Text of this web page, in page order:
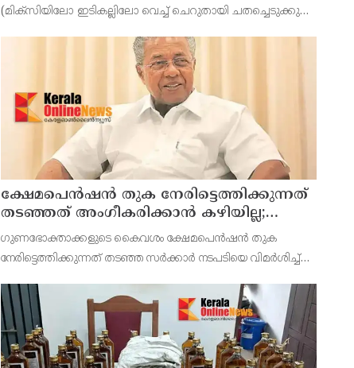
(മിക്സിയിലോ ഇടികല്ലിലോ വെച്ച് ചെറുതായി ചതച്ചെടുക്കുക)
ടേബിൾ സ്പൂൺ കറിവേപ്പില, ഉപ്പ്- ആവശ്യത്തിന് തയ്യാ
ക്ഷേമപെൻഷൻ തുക നേരിട്ടെത്തിക്കുന്നത്
തടഞ്ഞത് അംഗീകരിക്കാൻ കഴിയില്ല;
സർക്കാരിന്റെ നടപടിയെ വിമർശിച്ച്
പ്രതിപക്ഷ നേതാവ് പിണറായി വിജയൻ
ഗുണഭോക്താക്കളുടെ കൈവശം ക്ഷേമപെൻഷൻ തുക
നേരിട്ടെത്തിക്കുന്നത് തടഞ്ഞ സർക്കാർ നടപടിയെ വിമർശിച്ച്
മാതൃകയായ കേരളത്തിലെ സാമൂഹ്യക്ഷേമ പെൻഷൻ വിതരണ
സംവിധാനം അട്ടിമറി